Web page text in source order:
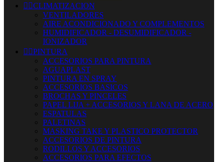
 CLIMATIZACION
VENTILADORES
AIRE ACONDICIONADO Y COMPLEMENTOS
HUMIDIFICADOR - DESUMIDIFICADOR -
IONIZADOR
 PINTURA
ACCESORIOS PARA PINTURA
AGUAPLAST
PINTURA EN SPRAY
ACCESORIOS BASICOS
BROCHAS Y PINCELES
PAPEL LIJA + ACCESORIOS Y LANA DE ACERO
ESPATULAS
PALETINAS
MASKING TAKE Y PLASTICO PROTECTOR
ACCESORIOS DE PINTURA
RODILLOS Y ACCESORIOS
ACCESORIOS PARA EFECTOS